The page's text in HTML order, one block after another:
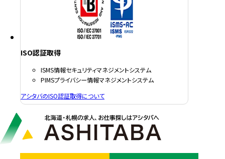
ISO認証取得
ISMS情報セキュリティマネジメントシステム
PIMSプライバシー情報マネジメントシステム
アシタバのISO認証取得について